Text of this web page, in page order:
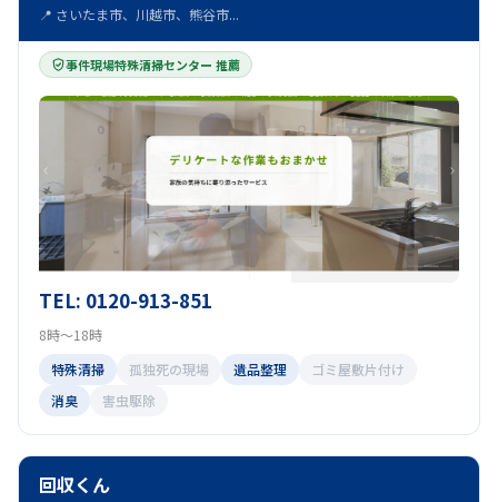
📍 さいたま市、川越市、熊谷市...
事件現場特殊清掃センター 推薦
TEL: 0120-913-851
8時～18時
特殊清掃
孤独死の現場 遺品整理
ゴミ屋敷片付け
消臭
害虫駆除
回収くん